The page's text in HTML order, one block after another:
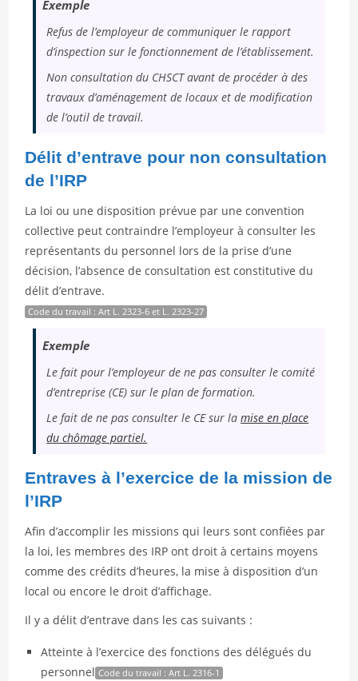
Exemple
Refus de l’employeur de communiquer le rapport
d’inspection sur le fonctionnement de l’établissement.
Non consultation du CHSCT avant de procéder à des
travaux d’aménagement de locaux et de modification
de l’outil de travail.
Délit d’entrave pour non consultation
de l’IRP
La loi ou une disposition prévue par une convention
collective peut contraindre l’employeur à consulter les
représentants du personnel lors de la prise d’une
décision, l’absence de consultation est constitutive du
délit d’entrave.
Code du travail : Art L. 2323-6 et L. 2323-27
Exemple
Le fait pour l’employeur de ne pas consulter le comité
d’entreprise (CE) sur le plan de formation.
Le fait de ne pas consulter le CE sur lamise en place
du chômage partiel.
Entraves à l’exercice de la mission de
l’IRP
Afin d’accomplir les missions qui leurs sont confiées par
la loi, les membres des IRP ont droit à certains moyens
comme des crédits d’heures, la mise à disposition d’un
local ou encore le droit d’affichage.
Il y a délit d’entrave dans les cas suivants :
Atteinte à l’exercice des fonctions des délégués du
personnel Code du travail : Art L. 2316-1